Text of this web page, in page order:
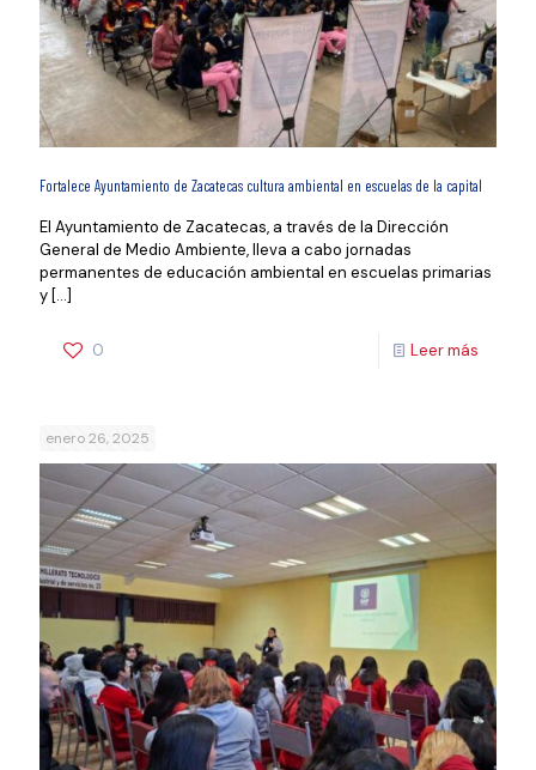
Fortalece Ayuntamiento de Zacatecas cultura ambiental en escuelas de la capital
El Ayuntamiento de Zacatecas, a través de la Dirección
General de Medio Ambiente, lleva a cabo jornadas
permanentes de educación ambiental en escuelas primarias
y […]
0 Leer más
enero 26, 2025